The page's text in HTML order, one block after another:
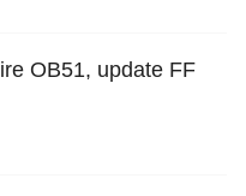
OB51, update FF